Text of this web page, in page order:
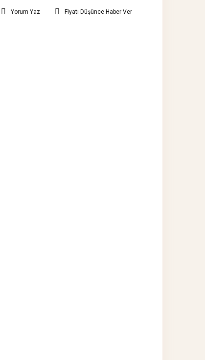
Yorum Yaz Fiyatı Düşünce Haber Ver